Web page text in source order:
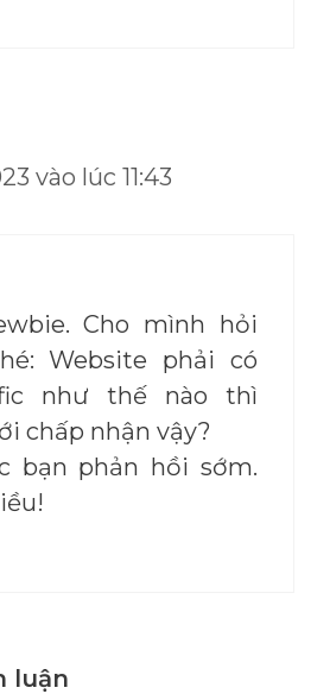
vào lúc 11:43
Cho mình hỏi
Website phải có
như thế nào thì
chấp nhận vậy?
bạn phản hồi sớm.
luận